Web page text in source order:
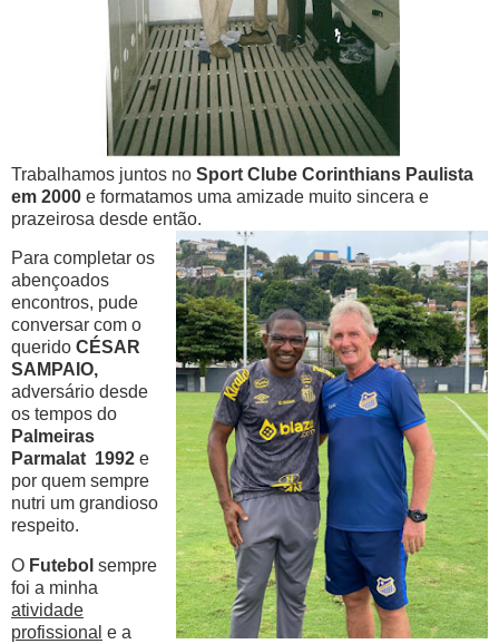
Trabalhamos juntos no Sport Clube Corinthians Paulista
em 2000 e formatamos uma amizade muito sincera e
prazeirosa desde então.
Para completar os
abençoados
encontros, pude
conversar com o
querido CÉSAR
SAMPAIO,
adversário desde
os tempos do
Palmeiras
Parmalat 1992 e
por quem sempre
nutri um grandioso
respeito.
O Futebol sempre
foi a minha
atividade
profissional e a